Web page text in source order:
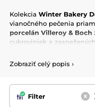
Kolekcia Winter Bakery
vianočného pečenia
porcelán Villeroy & Boch
cukroviniek a
V ponuke nájdete
stolovanie alebo zimné
kvalitného porcelánu
Zobraziť celý popis ›
Filter